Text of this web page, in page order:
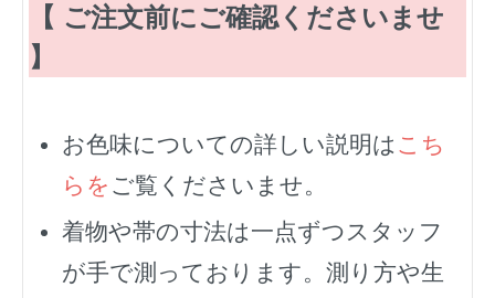
【 ご注文前にご確認くださいませ
】
お色味についての詳しい説明は こち
らを ご覧くださいませ。
着物や帯の寸法は一点ずつスタッフ
が手で測っております。測り方や生